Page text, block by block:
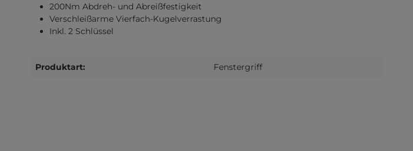
200Nm Abdreh- und Abreißfestigkeit
Verschleißarme Vierfach-Kugelverrastung
Inkl. 2 Schlüssel
Produktart: Fenstergriff